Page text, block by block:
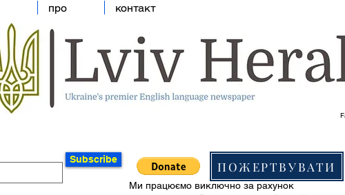
про контакт
Subscribe ПОЖЕРТВУВАТИ
Ми працюємо виключно за рахунок